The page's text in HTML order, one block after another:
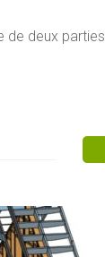
de deux parties